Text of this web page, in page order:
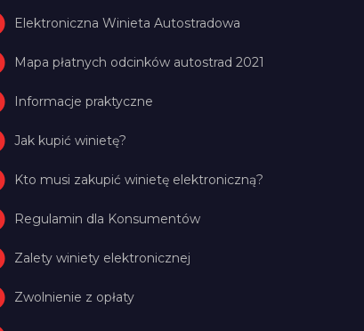
Elektroniczna Winieta Autostradowa
Mapa płatnych odcinków autostrad 2021
Informacje praktyczne
Jak kupić winietę?
Kto musi zakupić winietę elektroniczną?
Regulamin dla Konsumentów
Zalety winiety elektronicznej
Zwolnienie z opłaty